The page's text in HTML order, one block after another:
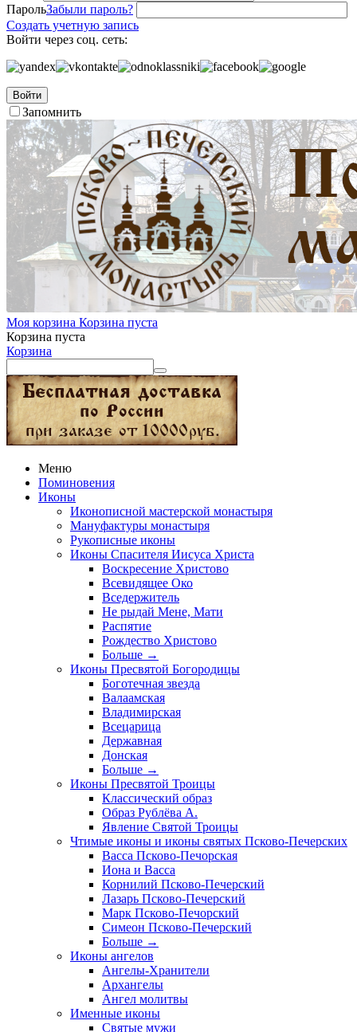
ПарольЗабыли пароль?
Создать учетную запись
Войти через соц. сеть:
Войти
Запомнить
Моя корзина Корзина пуста
Корзина пуста
Корзина
Меню
Поминовения
Иконы
Иконописной мастерской монастыря
Мануфактуры монастыря
Рукописные иконы
Иконы Спасителя Иисуса Христа
Воскресение Христово
Всевидящее Око
Вседержитель
Не рыдай Мене, Мати
Распятие
Рождество Христово
Больше →
Иконы Пресвятой Богородицы
Боготечная звезда
Валаамская
Владимирская
Всецарица
Державная
Донская
Больше →
Иконы Пресвятой Троицы
Классический образ
Образ Рублёва А.
Явление Святой Троицы
Чтимые иконы и иконы святых Псково-Печерских
Васса Псково-Печорская
Иона и Васса
Корнилий Псково-Печерский
Лазарь Псково-Печерский
Марк Псково-Печорский
Симеон Псково-Печерский
Больше →
Иконы ангелов
Ангелы-Хранители
Архангелы
Ангел молитвы
Именные иконы
Святые мужи